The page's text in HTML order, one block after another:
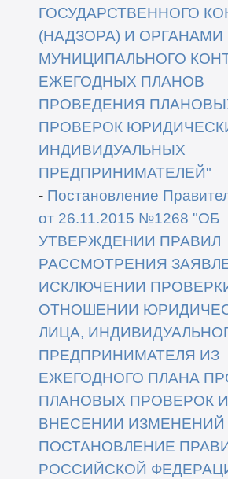
ГОСУДАРСТВЕННОГО
(НАДЗОРА) И ОРГАНАМИ
МУНИЦИПАЛЬНОГО К
ЕЖЕГОДНЫХ ПЛАНОВ
ПРОВЕДЕНИЯ
ПРОВЕРОК
ИНДИВИДУАЛЬНЫХ
ПРЕДПРИНИМАТЕЛЕЙ"
- Постановление
от 26.11.2015 №1268 "ОБ
УТВЕРЖДЕНИИ ПРАВИЛ
РАССМОТРЕНИЯ
ИСКЛЮЧЕНИИ
ОТНОШЕНИИ
ЛИЦА,
ПРЕДПРИНИМАТЕЛЯ ИЗ
ЕЖЕГОДНОГО ПЛАНА
ПЛАНОВЫХ ПРОВЕРОК
ВНЕСЕНИИ ИЗМЕНЕНИЙ
ПОСТАНОВЛЕНИЕ
РОССИЙСКОЙ